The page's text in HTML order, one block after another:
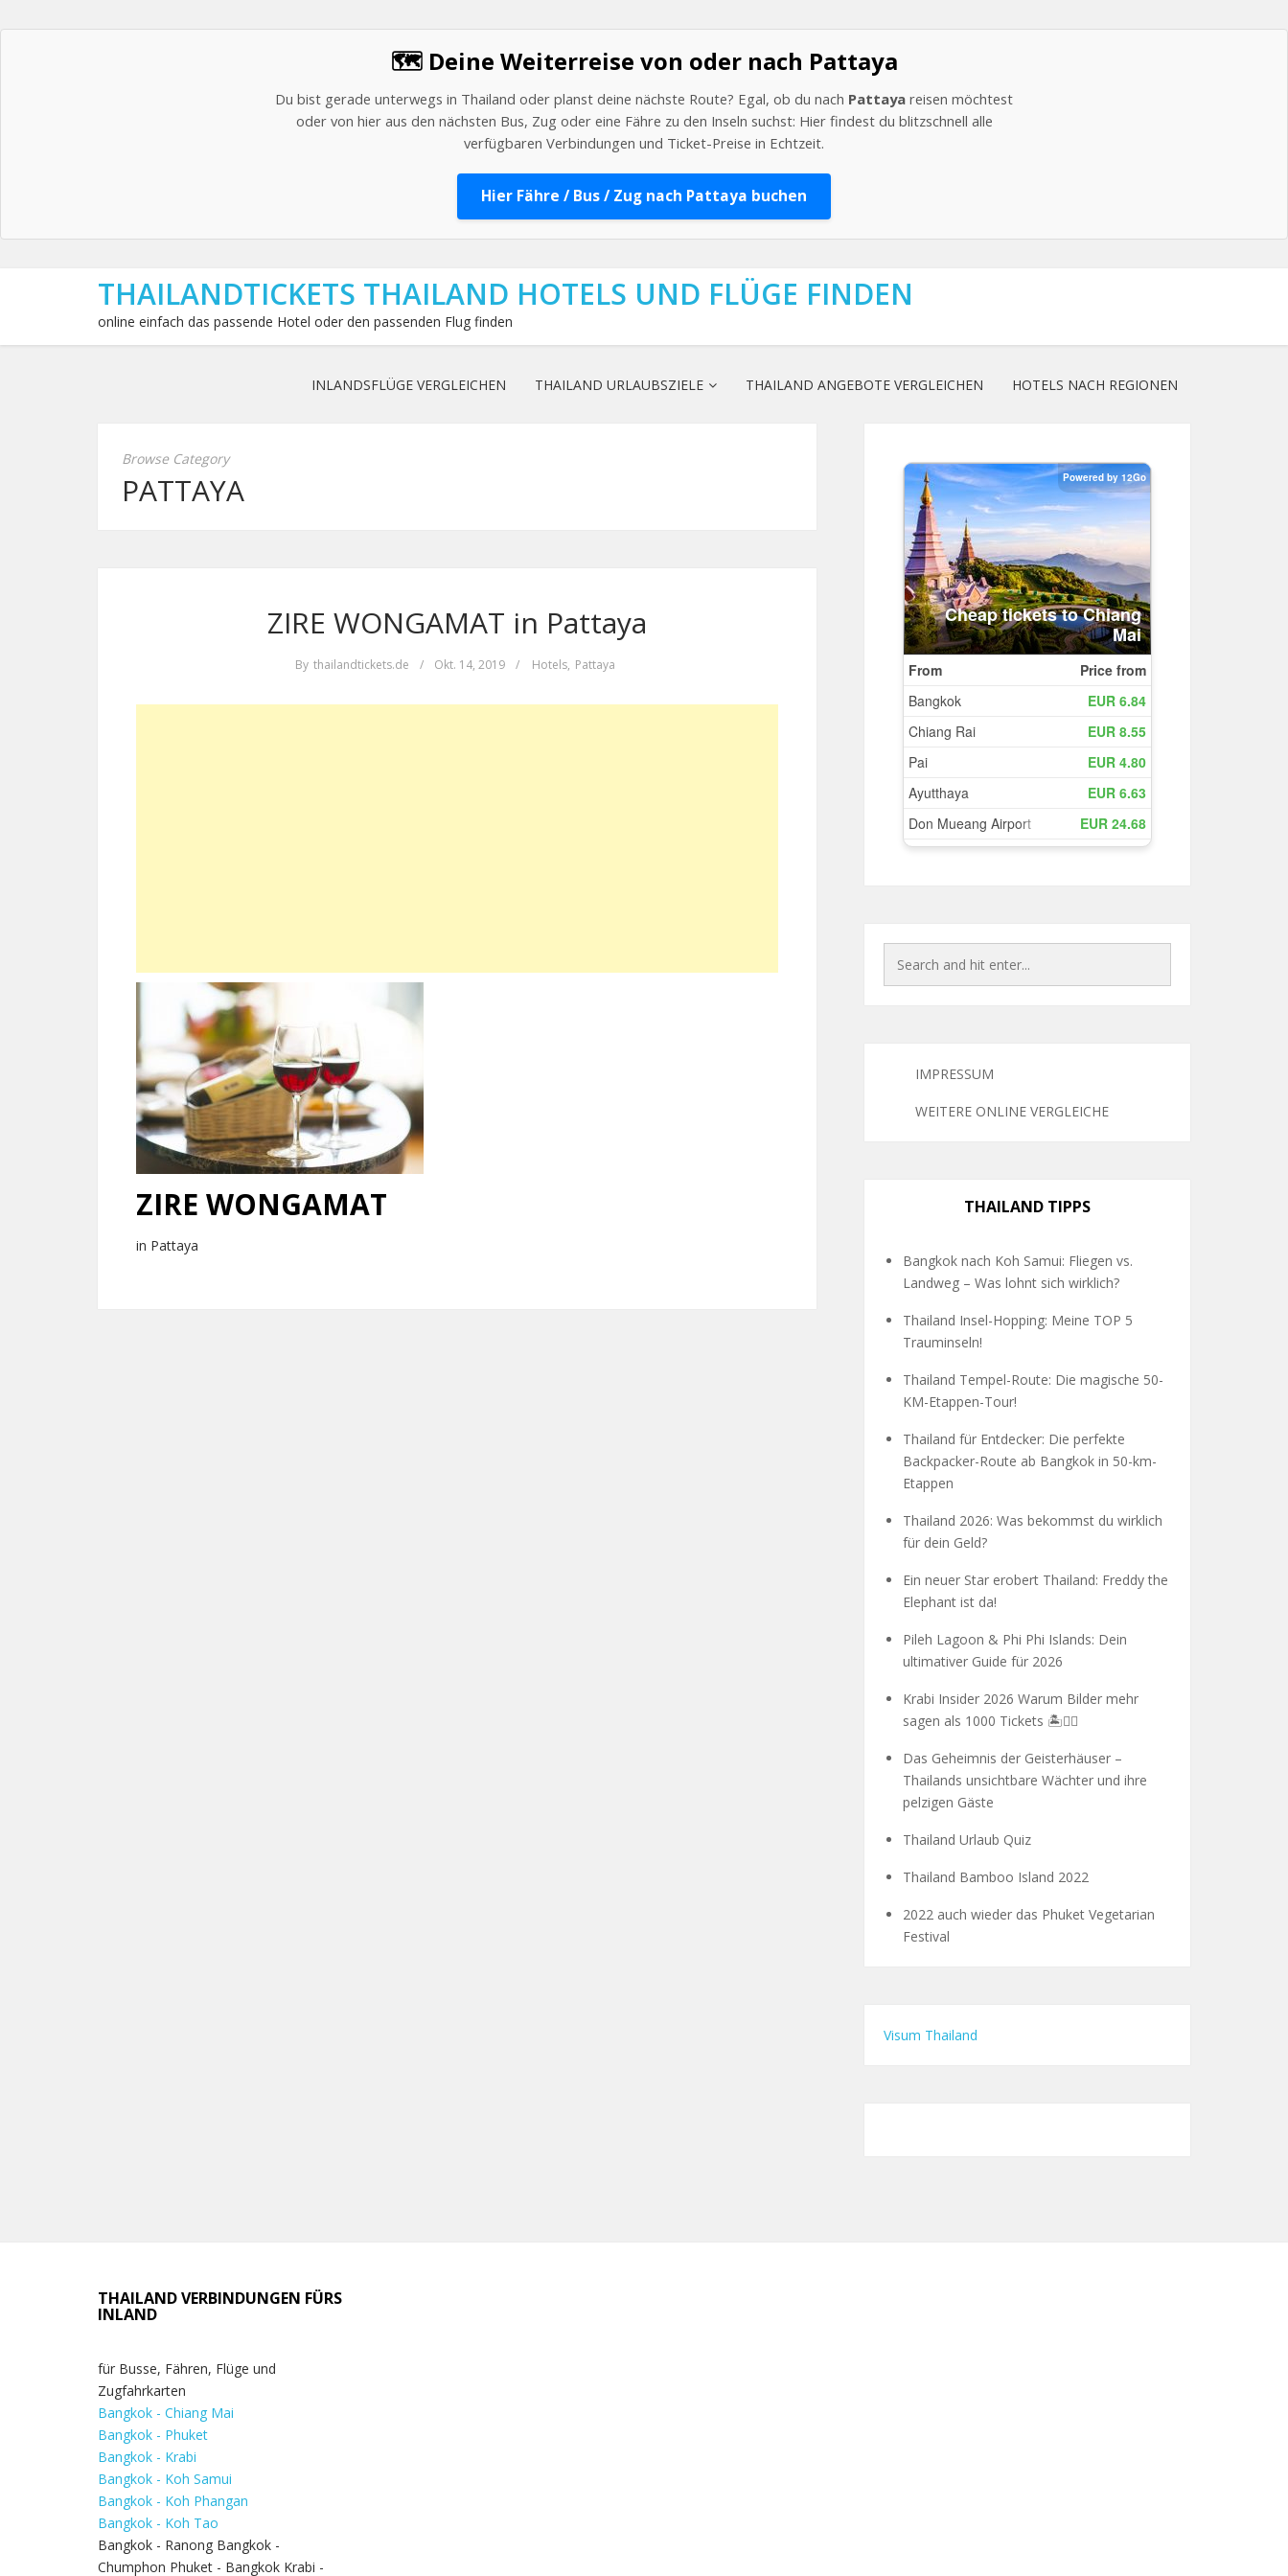
🗺️ Deine Weiterreise von oder nach Pattaya
Du bist gerade unterwegs in Thailand oder planst deine nächste Route? Egal, ob du nach Pattaya reisen möchtest
oder von hier aus den nächsten Bus, Zug oder eine Fähre zu den Inseln suchst: Hier findest du blitzschnell alle
verfügbaren Verbindungen und Ticket-Preise in Echtzeit.
Hier Fähre / Bus / Zug nach Pattaya buchen
THAILANDTICKETS THAILAND HOTELS UND FLÜGE FINDEN
online einfach das passende Hotel oder den passenden Flug finden
INLANDSFLÜGE VERGLEICHEN THAILAND URLAUBSZIELE THAILAND ANGEBOTE VERGLEICHEN HOTELS NACH REGIONEN
Browse Category
PATTAYA
ZIRE WONGAMAT in Pattaya
By thailandtickets.de / Okt. 14, 2019 / Hotels, Pattaya
ZIRE WONGAMAT
in Pattaya
IMPRESSUM
WEITERE ONLINE VERGLEICHE
THAILAND TIPPS
Bangkok nach Koh Samui: Fliegen vs.
Landweg – Was lohnt sich wirklich?
Thailand Insel-Hopping: Meine TOP 5
Trauminseln!
Thailand Tempel-Route: Die magische 50-
KM-Etappen-Tour!
Thailand für Entdecker: Die perfekte
Backpacker-Route ab Bangkok in 50-km-
Etappen
Thailand 2026: Was bekommst du wirklich
für dein Geld?
Ein neuer Star erobert Thailand: Freddy the
Elephant ist da!
Pileh Lagoon & Phi Phi Islands: Dein
ultimativer Guide für 2026
Krabi Insider 2026 Warum Bilder mehr
sagen als 1000 Tickets 🏝️🧗‍♂️
Das Geheimnis der Geisterhäuser –
Thailands unsichtbare Wächter und ihre
pelzigen Gäste
Thailand Urlaub Quiz
Thailand Bamboo Island 2022
2022 auch wieder das Phuket Vegetarian
Festival
Visum Thailand
THAILAND VERBINDUNGEN FÜRS
INLAND
für Busse, Fähren, Flüge und
Zugfahrkarten
Bangkok - Chiang Mai
Bangkok - Phuket
Bangkok - Krabi
Bangkok - Koh Samui
Bangkok - Koh Phangan
Bangkok - Koh Tao
Bangkok - Ranong Bangkok -
Chumphon Phuket - Bangkok Krabi -